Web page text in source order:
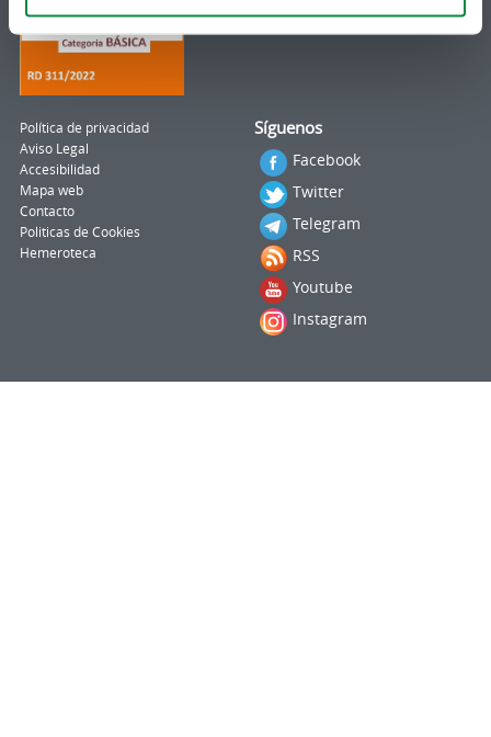
Síguenos
Facebook
Twitter
Telegram
RSS
Youtube
Instagram
Política de privacidad
Aviso Legal
Accesibilidad
Mapa web
Contacto
Politicas de Cookies
Hemeroteca